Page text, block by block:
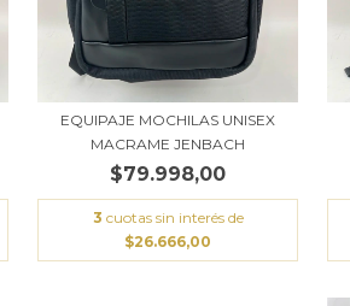
EQUIPAJE MOCHILAS UNISEX
MACRAME JENBACH
$79.998,00
3 cuotas sin interés de
$26.666,00